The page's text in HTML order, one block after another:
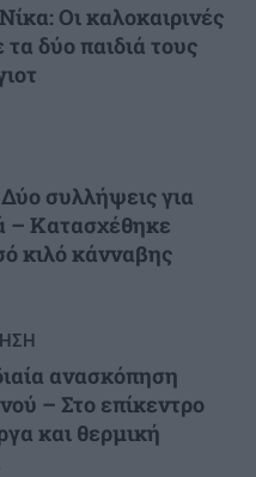
Οι καλοκαιρινές
τα δύο παιδιά τους
συλλήψεις για
– Κατασχέθηκε
κιλό κάνναβης
ανασκόπηση
– Στο επίκεντρο
και θερμική